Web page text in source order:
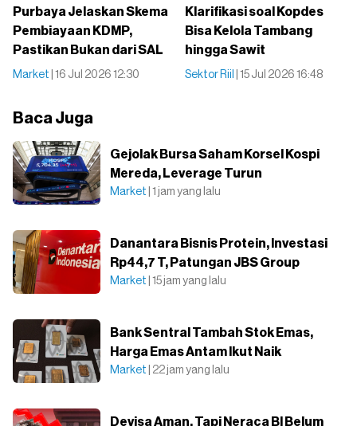
Purbaya Jelaskan Skema
Pembiayaan KDMP,
Pastikan Bukan dari SAL
Market | 16 Jul 2026 12:30
Klarifikasi soal Kopdes
Bisa Kelola Tambang
hingga Sawit
Sektor Riil | 15 Jul 2026 16:48
Baca Juga
Gejolak Bursa Saham Korsel Kospi
Mereda, Leverage Turun
Market | 1 jam yang lalu
Danantara Bisnis Protein, Investasi
Rp44,7 T, Patungan JBS Group
Market | 15 jam yang lalu
Bank Sentral Tambah Stok Emas,
Harga Emas Antam Ikut Naik
Market | 22 jam yang lalu
Devisa Aman, Tapi Neraca BI Belum